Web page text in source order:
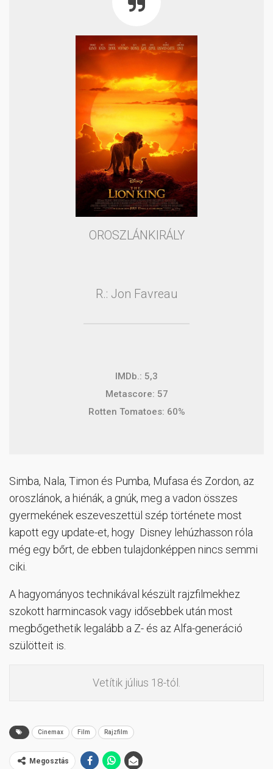
OROSZLÁNKIRÁLY
R.: Jon Favreau
IMDb.: 5,3
Metascore: 57
Rotten Tomatoes: 60%
Simba, Nala, Timon és Pumba, Mufasa és Zordon, az
oroszlánok, a hiénák, a gnúk, meg a vadon összes
gyermekének eszeveszettül szép története most
kapott egy update-et, hogy Disney lehúzhasson róla
még egy bőrt, de ebben tulajdonképpen nincs semmi
ciki.
A hagyományos technikával készült rajzfilmekhez
szokott harmincasok vagy idősebbek után most
megbőgethetik legalább a Z- és az Alfa-generáció
szülötteit is.
Vetítik július 18-tól.
Cinemax Film Rajzfilm
Megosztás